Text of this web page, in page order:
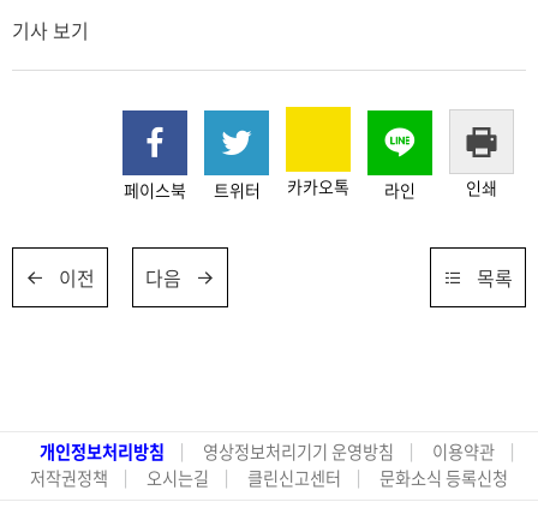
기사 보기
페이스북 트위터 카카오톡 라인 인쇄
이전 다음 목록
개인정보처리방침 영상정보처리기기 운영방침
이용약관
저작권정책
오시는길 클린신고센터 문화소식 등록신청